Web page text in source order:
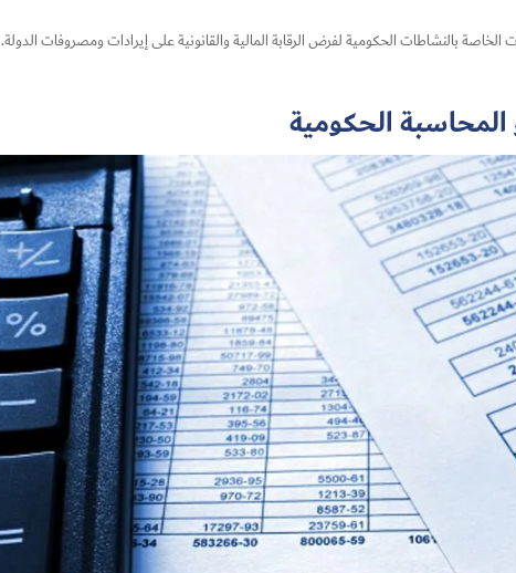
بالنشاطات الحكومية لفرض الرقابة المالية والقانونية على إيرادات ومصروفات الدولة.
المحاسبة الحكومية